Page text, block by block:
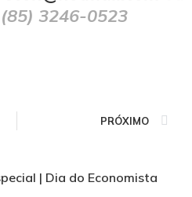
(85) 3246-0523
PRÓXIMO
| Dia do Economista